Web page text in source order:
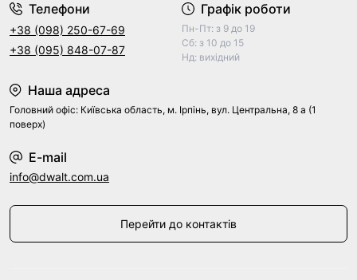
Телефони
+38 (098) 250-67-69
+38 (095) 848-07-87
Графік роботи
Пн-Пт: з 9 до 19
Сб: з 10 до 15
Нд: вихідний
Наша адреса
Головний офіс: Київська область, м. Ірпінь, вул. Центральна, 8 а (1
поверх)
E-mail
info@dwalt.com.ua
Перейти до контактів